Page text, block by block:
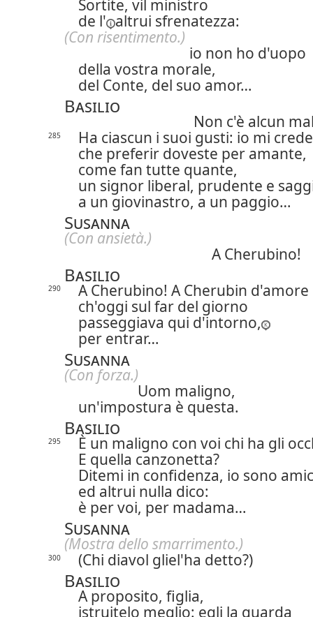
Sortite, vil ministro
de l' altrui sfrenatezza:
(Con risentimento.)
io non ho d'uopo
della vostra morale,
del Conte, del suo amor…
Basilio
Non c'è alcun
285
Ha ciascun i suoi gusti: io mi
che preferir doveste per amante,
come fan tutte quante,
un signor liberal, prudente e
a un giovinastro, a un paggio…
Susanna
(Con ansietà.)
A Cherubino!
Basilio
290
A Cherubino! A Cherubin d'amore
ch'oggi sul far del giorno
passeggiava qui d'intorno,
per entrar…
Susanna
(Con forza.)
Uom maligno,
un'impostura è questa.
Basilio
295
È un maligno con voi chi ha gli
E quella canzonetta?
Ditemi in confidenza, io sono
ed altrui nulla dico:
è per voi, per madama…
Susanna
(Mostra dello smarrimento.)
300 (Chi diavol gliel'ha detto?)
Basilio
A proposito, figlia,
istruitelo meglio: egli la guarda